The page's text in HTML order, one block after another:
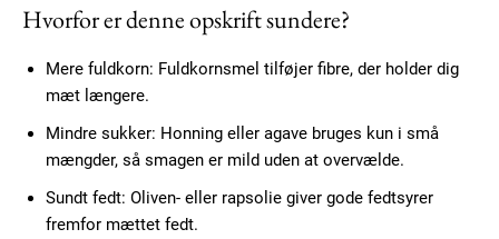
Member full access
100DKK
Hvorfor er denne opskrift sundere?
Mere fuldkorn: Fuldkornsmel tilføjer fibre, der holder dig
mæt længere.
Mindre sukker: Honning eller agave bruges kun i små
mængder, så smagen er mild uden at overvælde.
Sundt fedt: Oliven- eller rapsolie giver gode fedtsyrer
fremfor mættet fedt.